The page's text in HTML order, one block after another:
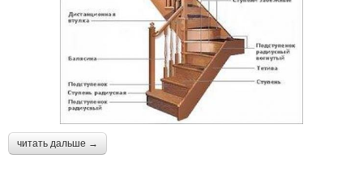
читать дальше →